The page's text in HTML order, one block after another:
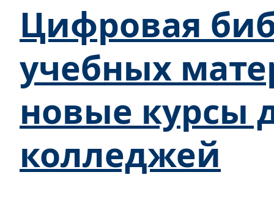
Цифровая
учебных
новые курсы
колледжей